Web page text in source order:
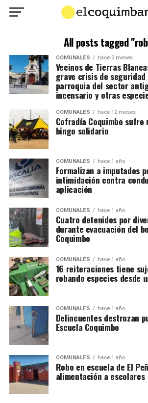
All posts tagged
COMUNALES hace 3 meses
Vecinos de Tierras
grave crisis de
parroquia del sector
incensario y otras
COMUNALES hace 12 meses
Cofradía Coquimbo sufre
bingo solidario
COMUNALES hace 1 año
Formalizan a imputados
intimidación contra
aplicación
COMUNALES hace 1 año
Cuatro detenidos por
durante evacuación del
Coquimbo
COMUNALES hace 1 año
16 reiteraciones tiene
robando especies desde
COMUNALES hace 1 año
Delincuentes destrozan
Escuela Coquimbo
COMUNALES hace 1 año
Robo en escuela de El
alimentación a escolares